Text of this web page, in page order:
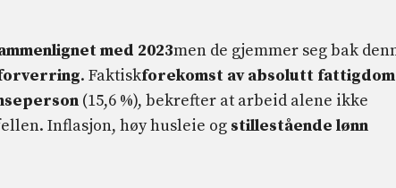
med 2023men de gjemmer seg bak
. Faktiskforekomst av absolutt fattigdom
(15,6 %), bekrefter at arbeid alene ikke
Inflasjon, høy husleie og stillestående lønn